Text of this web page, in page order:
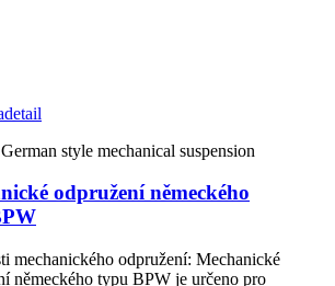
detail
odpružení německého
mechanického odpružení: Mechanické
německého typu BPW je určeno pro